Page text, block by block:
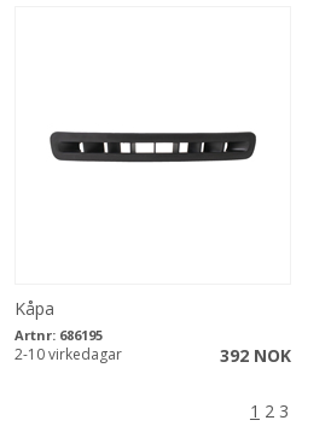
Kåpa
Artnr: 686195
392 NOK
2-10 virkedagar
1 2 3